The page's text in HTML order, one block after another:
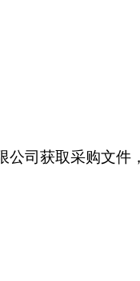
公司获取采购文件